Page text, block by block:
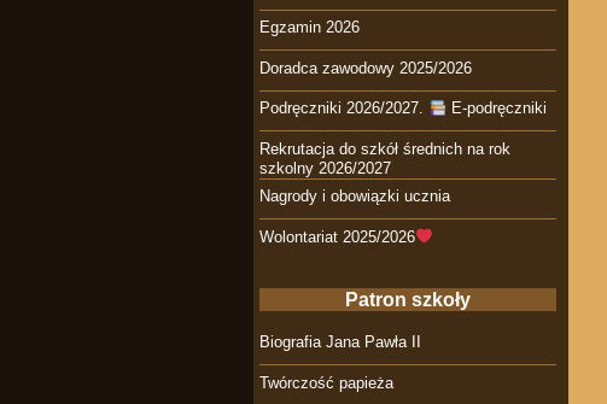
Egzamin 2026
Doradca zawodowy 2025/2026
Podręczniki 2026/2027. E-podręczniki
Rekrutacja do szkół średnich na rok
szkolny 2026/2027
Nagrody i obowiązki ucznia
Wolontariat 2025/2026
Patron szkoły
Biografia Jana Pawła II
Twórczość papieża